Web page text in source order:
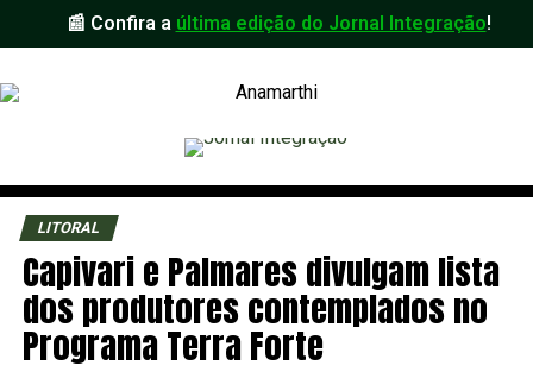
📰 Confira a última edição do Jornal Integração!
LITORAL
Capivari e Palmares divulgam lista
dos produtores contemplados no
Programa Terra Forte